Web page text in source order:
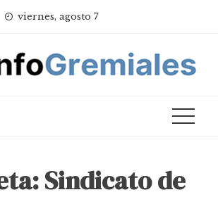
viernes, agosto 7
Sindicato de